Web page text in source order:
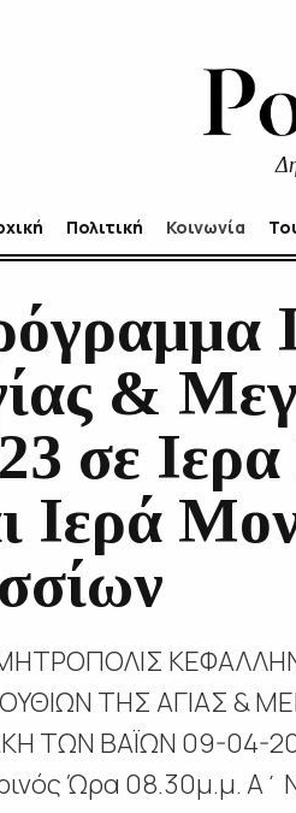
Πολιτική Κοινωνία
&
σε
Ιερά
ΤΗΣ ΑΓΙΑΣ &
ΤΩΝ ΒΑΪΩΝ 09-04-
Ώρα 08.30μ.μ.